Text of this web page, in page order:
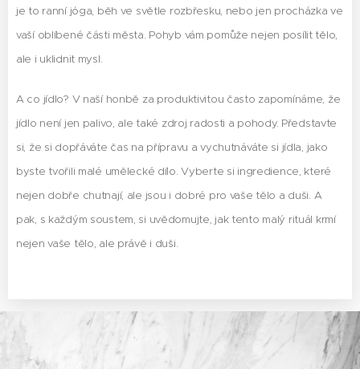
je to ranní jóga, běh ve světle rozbřesku, nebo jen procházka ve
vaší oblíbené části města. Pohyb vám pomůže nejen posílit tělo,
ale i uklidnit mysl.
A co jídlo? V naší honbě za produktivitou často zapomínáme, že
jídlo není jen palivo, ale také zdroj radosti a pohody. Představte
si, že si dopřáváte čas na přípravu a vychutnáváte si jídla, jako
byste tvořili malé umělecké dílo. Vyberte si ingredience, které
nejen dobře chutnají, ale jsou i dobré pro vaše tělo a duši. A
pak, s každým soustem, si uvědomujte, jak tento malý rituál krmí
nejen vaše tělo, ale právě i duši.